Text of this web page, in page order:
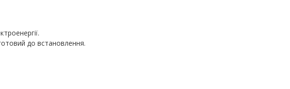
Обплетення для кабелю
до встановлення.